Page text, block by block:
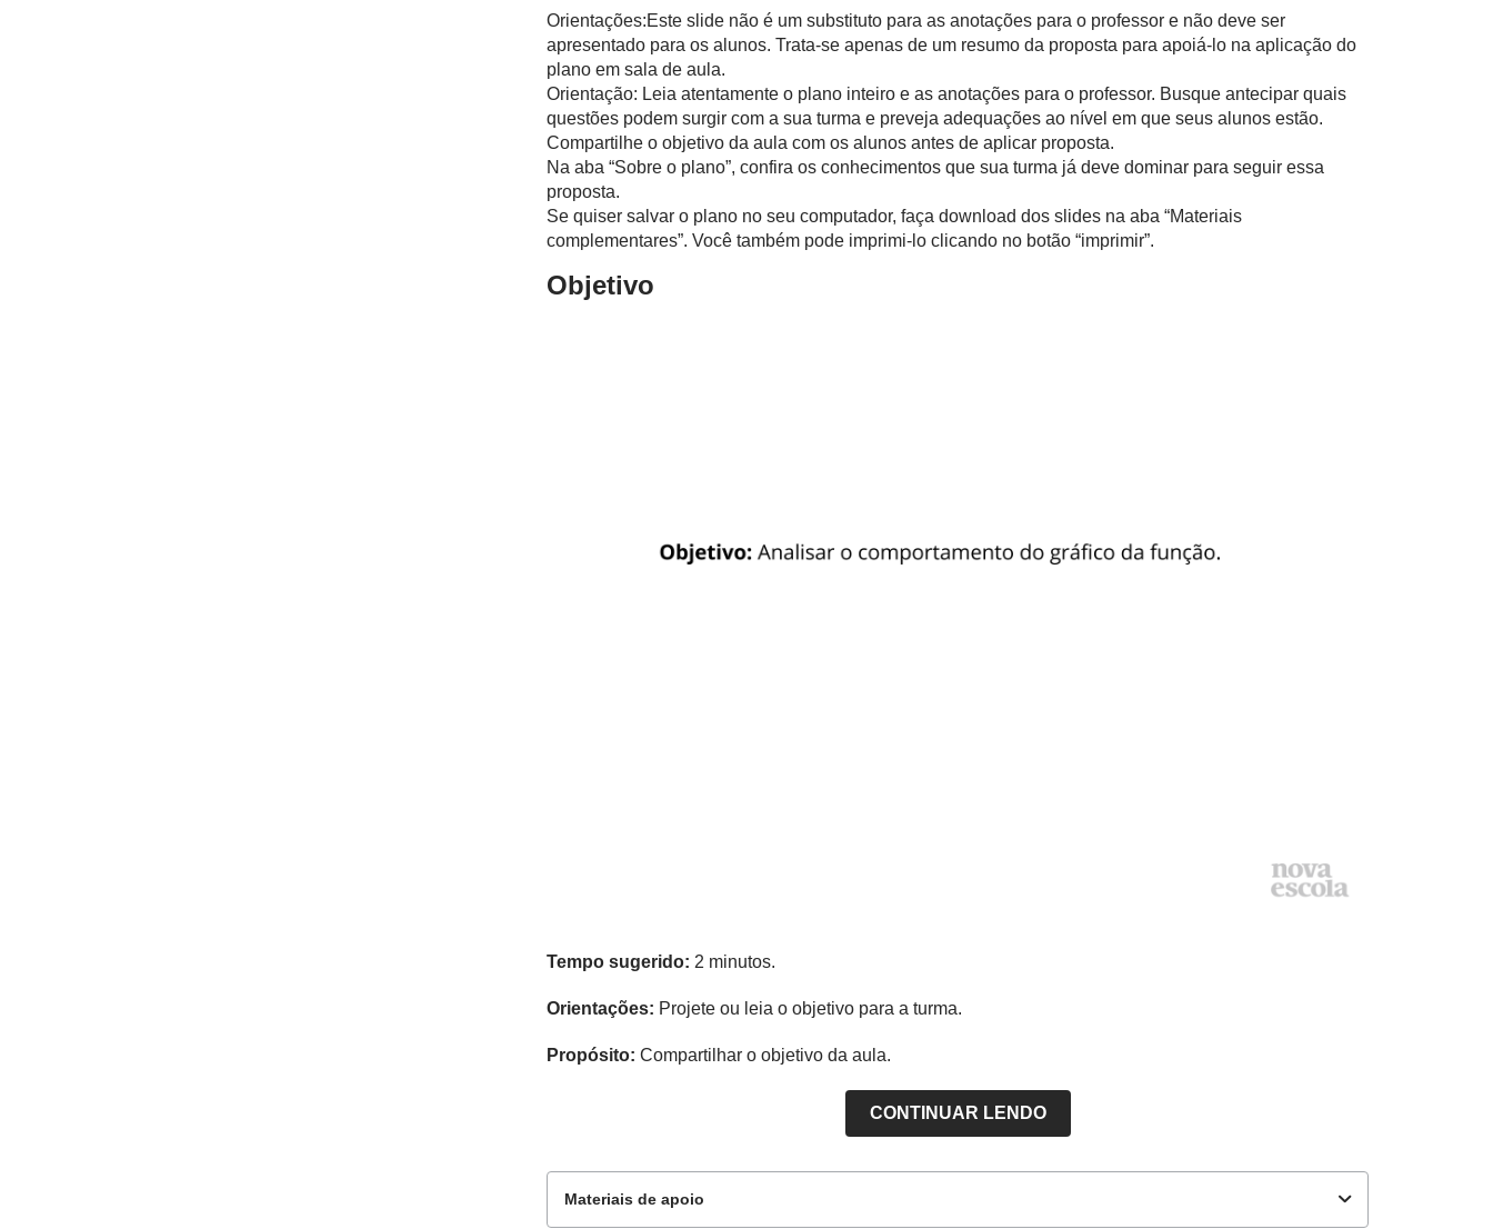
Orientações:Este slide não é um substituto para as anotações para o professor e não deve ser
apresentado para os alunos. Trata-se apenas de um resumo da proposta para apoiá-lo na aplicação do
plano em sala de aula.
Orientação: Leia atentamente o plano inteiro e as anotações para o professor. Busque antecipar quais
questões podem surgir com a sua turma e preveja adequações ao nível em que seus alunos estão.
Compartilhe o objetivo da aula com os alunos antes de aplicar proposta.
Na aba “Sobre o plano”, confira os conhecimentos que sua turma já deve dominar para seguir essa
proposta.
Se quiser salvar o plano no seu computador, faça download dos slides na aba “Materiais
complementares”. Você também pode imprimi-lo clicando no botão “imprimir”.
Objetivo
Tempo sugerido: 2 minutos.
Orientações: Projete ou leia o objetivo para a turma.
Propósito: Compartilhar o objetivo da aula.
CONTINUAR LENDO
Materiais de apoio